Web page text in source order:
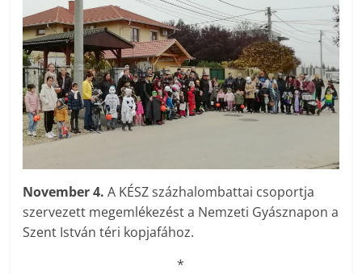
November 4. A KÉSZ százhalombattai csoportja
szervezett megemlékezést a Nemzeti Gyásznapon a
Szent István téri kopjafához.
*